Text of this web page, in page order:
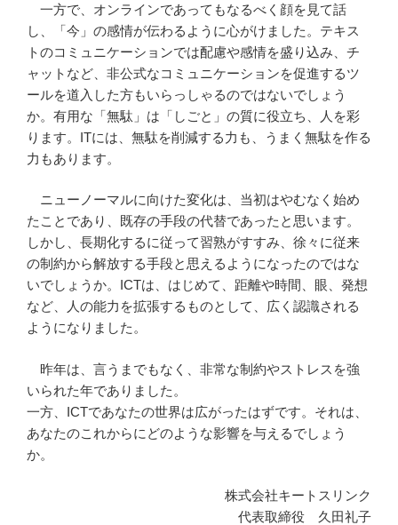
一方で、オンラインであってもなるべく顔を見て話
し、「今」の感情が伝わるように心がけました。テキス
トのコミュニケーションでは配慮や感情を盛り込み、チ
ャットなど、非公式なコミュニケーションを促進するツ
ールを道入した方もいらっしゃるのではないでしょう
か。有用な「無駄」は「しごと」の質に役立ち、人を彩
ります。ITには、無駄を削減する力も、うまく無駄を作る
力もあります。
ニューノーマルに向けた変化は、当初はやむなく始め
たことであり、既存の手段の代替であったと思います。
しかし、長期化するに従って習熟がすすみ、徐々に従来
の制約から解放する手段と思えるようになったのではな
いでしょうか。ICTは、はじめて、距離や時間、眼、発想
など、人の能力を拡張するものとして、広く認識される
ようになりました。
昨年は、言うまでもなく、非常な制約やストレスを強
いられた年でありました。
一方、ICTであなたの世界は広がったはずです。それは、
あなたのこれからにどのような影響を与えるでしょう
か。
株式会社キートスリンク
代表取締役 久田礼子